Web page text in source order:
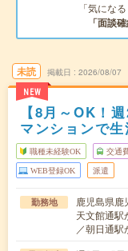
「気にな
「面談確
未読
NEW
掲載日 2026/08/07
【8月～OK！
マンションで
職種未経験OK 交通
WEB登録OK 派遣
勤務地
鹿児島県鹿
天文館通駅
／朝日通